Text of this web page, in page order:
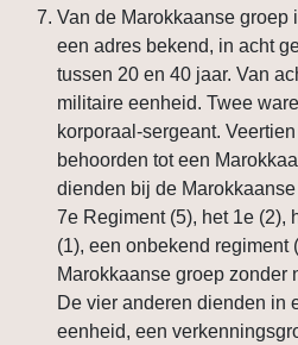
Van de Marokkaanse groep
een adres bekend, in acht
tussen 20 en 40 jaar. Van
militaire eenheid. Twee
korporaal-sergeant.
behoorden tot een
dienden bij de
7e Regiment (5), het 1e (2),
(1), een onbekend regiment
Marokkaanse groep zonder
De vier anderen dienden in
eenheid, een